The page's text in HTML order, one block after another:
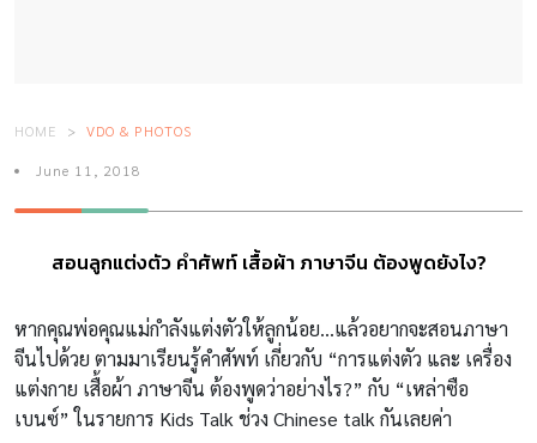
HOME VDO & PHOTOS
June 11, 2018
สอนลูกแต่งตัว คำศัพท์ เสื้อผ้า ภาษาจีน ต้องพูดยังไง?
หากคุณพ่อคุณแม่กำลังแต่งตัวให้ลูกน้อย…แล้วอยากจะสอนภาษา
จีนไปด้วย ตามมาเรียนรู้คำศัพท์ เกี่ยวกับ “การแต่งตัว และ เครื่อง
แต่งกาย เสื้อผ้า ภาษาจีน ต้องพูดว่าอย่างไร?” กับ “เหล่าซือ
เบนซ์” ในรายการ Kids Talk ช่วง Chinese talk กันเลยค่า